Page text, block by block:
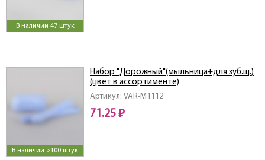
В наличии 47 штук
В наличии >100 штук
Артикул: VAR-M1112
Набор "Дорожный"(мыльница+для зуб.щ.)
(цвет в ассортименте)
71.25 ₽